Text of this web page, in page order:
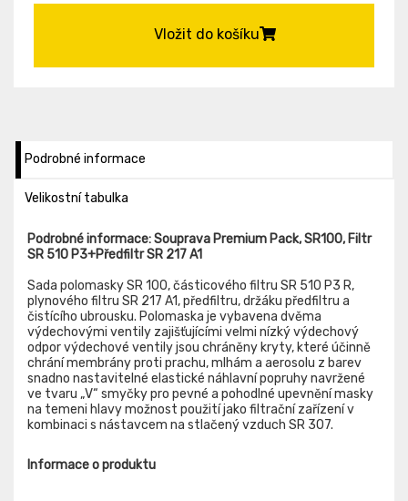
Vložit do košíku
Podrobné informace
Velikostní tabulka
Podrobné informace: Souprava Premium Pack, SR100, Filtr
SR 510 P3+Předfiltr SR 217 A1
Sada polomasky SR 100, částicového filtru SR 510 P3 R,
plynového filtru SR 217 A1, předfiltru, držáku předfiltru a
čistícího ubrousku. Polomaska je vybavena dvěma
výdechovými ventily zajišťujícími velmi nízký výdechový
odpor výdechové ventily jsou chráněny kryty, které účinně
chrání membrány proti prachu, mlhám a aerosolu z barev
snadno nastavitelné elastické náhlavní popruhy navržené
ve tvaru „V“ smyčky pro pevné a pohodlné upevnění masky
na temeni hlavy možnost použití jako filtrační zařízení v
kombinaci s nástavcem na stlačený vzduch SR 307.
Informace o produktu